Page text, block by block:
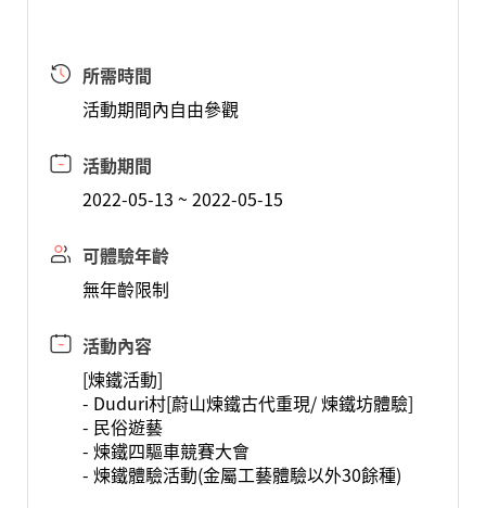
所需時間
活動期間內自由參觀
活動期間
2022-05-13 ~ 2022-05-15
可體驗年齡
無年齡限制
活動內容
[煉鐵活動]
- Duduri村[蔚山煉鐵古代重現/ 煉鐵坊體驗]
- 民俗遊藝
- 煉鐵四驅車競賽大會
- 煉鐵體驗活動(金屬工藝體驗以外30餘種)